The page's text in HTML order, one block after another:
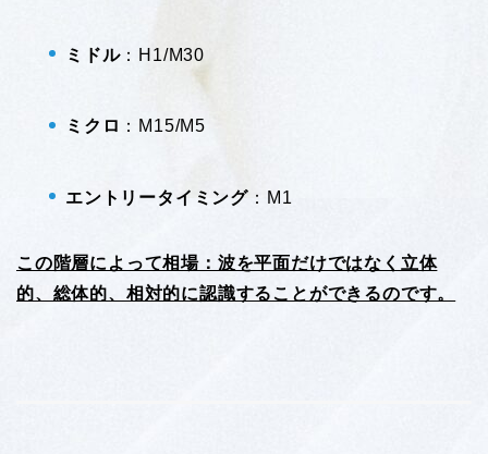
ミドル：H1/M30
ミクロ ：M15/M5
エントリータイミング ：M1
この階層によって相場：波を平面だけではなく立体
的、総体的、相対的に認識することができるのです。